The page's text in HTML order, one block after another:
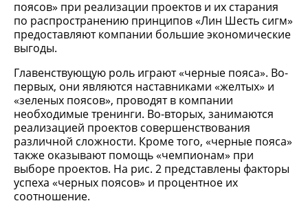
поясов» при реализации проектов и их старания
по распространению принципов «Лин Шесть сигм»
предоставляют компании большие экономические
выгоды.
Главенствующую роль играют «черные пояса». Во-
первых, они являются наставниками «желтых» и
«зеленых поясов», проводят в компании
необходимые тренинги. Во-вторых, занимаются
реализацией проектов совершенствования
различной сложности. Кроме того, «черные пояса»
также оказывают помощь «чемпионам» при
выборе проектов. На рис. 2 представлены факторы
успеха «черных поясов» и процентное их
соотношение.